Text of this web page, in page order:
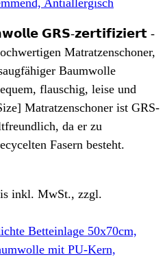
Antiallergisch
𝗚𝗥𝗦-𝘇𝗲𝗿𝘁𝗶𝗳𝗶𝘇𝗶𝗲𝗿𝘁 -
Matratzenschoner,
Baumwolle
flauschig, leise und
Matratzenschoner ist GRS-
da er zu
Fasern besteht.
inkl. MwSt., zzgl.